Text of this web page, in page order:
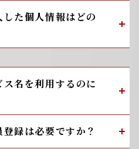
た個人情報はどの
名を利用するのに
録は必要ですか？